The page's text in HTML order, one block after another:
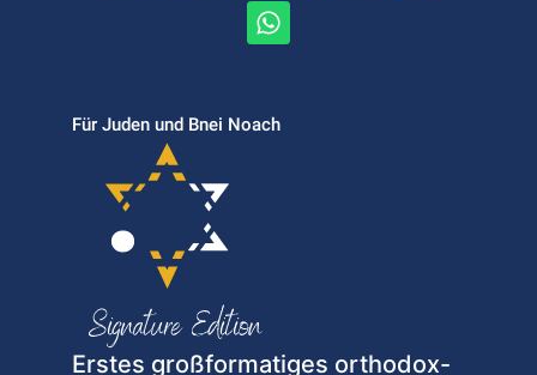
Für Juden und Bnei Noach
Erstes großformatiges orthodox-